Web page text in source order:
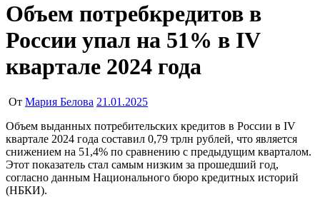
Объем потребкредитов в
России упал на 51% в IV
квартале 2024 года
От Мария Белова 21.01.2025
Объем выданных потребительских кредитов в России в IV
квартале 2024 года составил 0,79 трлн рублей, что является
снижением на 51,4% по сравнению с предыдущим кварталом.
Этот показатель стал самым низким за прошедший год,
согласно данным Национального бюро кредитных историй
(НБКИ).